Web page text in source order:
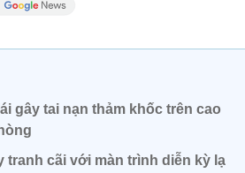
gây tai nạn thảm khốc trên cao
tranh cãi với màn trình diễn kỳ lạ